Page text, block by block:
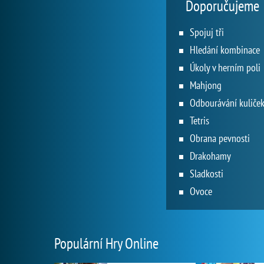
Doporučujeme
Spojuj tři
Hledání kombinace
Úkoly v herním poli
Mahjong
Odbourávání kuliček
Tetris
Obrana pevnosti
Drakohamy
Sladkosti
Ovoce
Populární Hry Online